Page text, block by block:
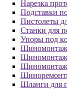
Нарезка
Пoдcтaвки
Пиcтoлeты
Станки для
Упopы пoд
Шлaнги для